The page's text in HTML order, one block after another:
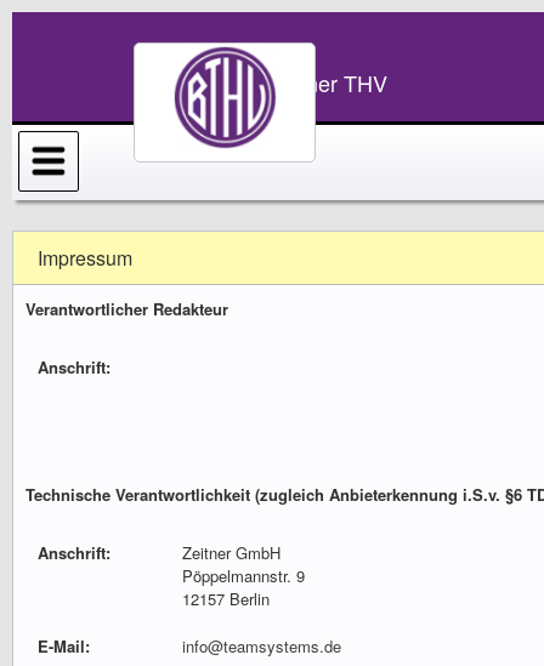
Bonner THV
Impressum
Verantwortlicher Redakteur
Anschrift:
Technische Verantwortlichkeit (zugleich Anbieterkennung i.S.v. §6
Anschrift:
Zeitner GmbH
Pöppelmannstr. 9
12157 Berlin
E-Mail: info@teamsystems.de